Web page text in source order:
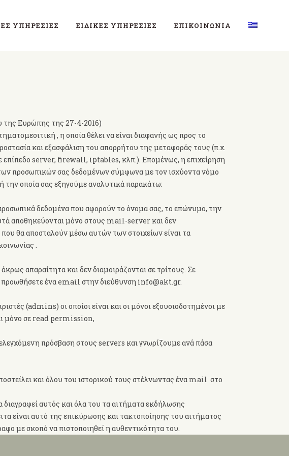
ΥΠΗΡΕΣΊΕΣ ΕΙΔΙΚΈΣ ΥΠΗΡΕΣΊΕΣ ΕΠΙΚΟΙΝΩΝΊΑ
της Ευρώπης της 27-4-2016)
, η οποία θέλει να είναι διαφανής ως προς το
και εξασφάλιση του απορρήτου της μεταφοράς τους (π.χ.
server, firewall, iptables, κλπ.). Επομένως, η επιχείρηση
προσωπικών σας δεδομένων σύμφωνα με τον ισχύοντα νόμο
την οποία σας εξηγούμε αναλυτικά παρακάτω:
δεδομένα που αφορούν το όνομα σας, το επώνυμο, την
αποθηκεύονται μόνο στους mail-server και δεν
θα αποσταλούν μέσω αυτών των στοιχείων είναι τα
.
απαραίτητα και δεν διαμοιράζονται σε τρίτους. Σε
προωθήσετε ένα email στην διεύθυνση info@akt.gr.
(admins) οι οποίοι είναι και οι μόνοι εξουσιοδοτημένοι με
μόνο σε read permission,
πρόσβαση στους servers και γνωρίζουμε ανά πάσα
και όλου του ιστορικού τους στέλνωντας ένα mail στο
διαγραφεί αυτός και όλα του τα αιτήματα εκδήλωσης
είναι αυτό της επικύρωσης και τακτοποίησης του αιτήματος
με σκοπό να πιστοποιηθεί η αυθεντικότητα του.